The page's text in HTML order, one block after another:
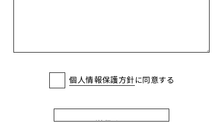
個人情報保護方針に同意する